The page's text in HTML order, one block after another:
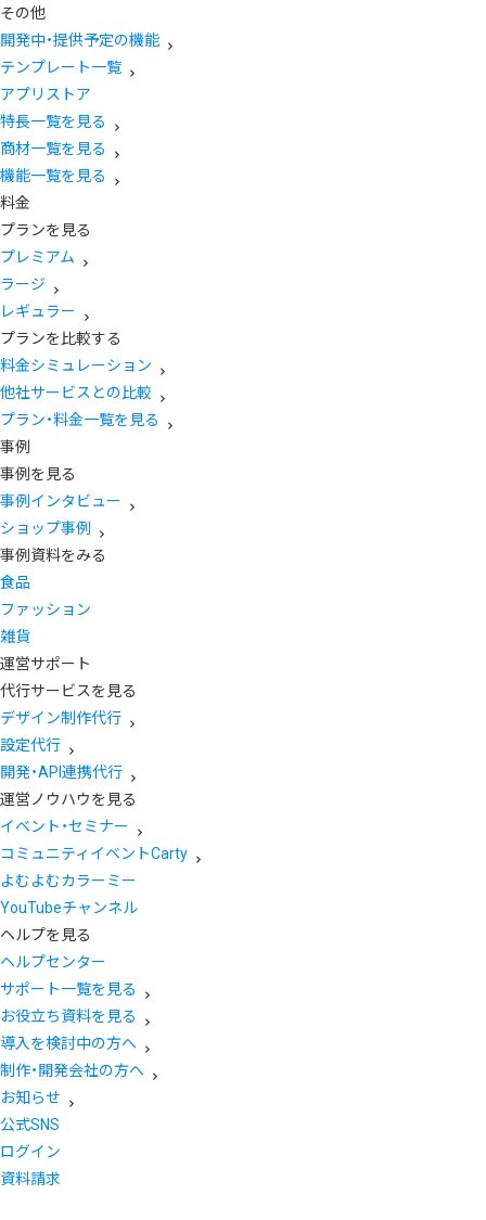
その他
開発中・提供予定の機能
テンプレート一覧
アプリストア
特長一覧を見る
商材一覧を見る
機能一覧を見る
料金
プランを見る
プレミアム
ラージ
レギュラー
プランを比較する
料金シミュレーション
他社サービスとの比較
プラン・料金一覧を見る
事例
事例を見る
事例インタビュー
ショップ事例
事例資料をみる
食品
ファッション
雑貨
運営サポート
代行サービスを見る
デザイン制作代行
設定代行
開発・API連携代行
運営ノウハウを見る
イベント・セミナー
コミュニティイベントCarty
よむよむカラーミー
YouTubeチャンネル
ヘルプを見る
ヘルプセンター
サポート一覧を見る
お役立ち資料を見る
導入を検討中の方へ
制作・開発会社の方へ
お知らせ
公式SNS
ログイン
資料請求